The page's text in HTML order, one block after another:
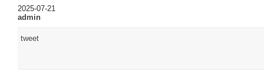
2025-07-21
admin
tweet